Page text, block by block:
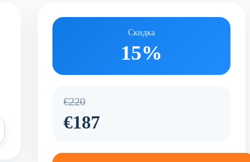
Скидка
15%
€220
€187